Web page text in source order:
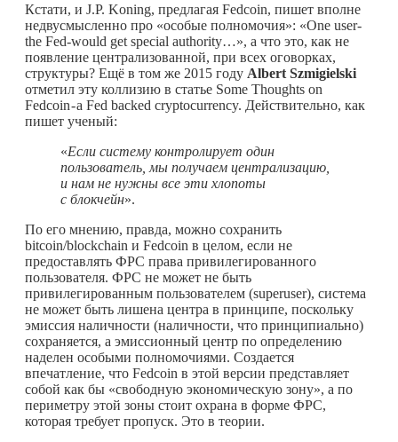
Кстати, и J.P. Koning, предлагая Fedcoin, пишет вполне
недвусмысленно про «особые полномочия»: «One user-
the Fed-would get special authority…», а что это, как не
появление централизованной, при всех оговорках,
структуры? Ещё в том же 2015 году Albert Szmigielski
отметил эту коллизию в статье Some Thoughts on
Fedcoin - a Fed backed cryptocurrency. Действительно, как
пишет ученый:
«Если систему контролирует один
пользователь, мы получаем централизацию,
и нам не нужны все эти хлопоты
с блокчейн».
По его мнению, правда, можно сохранить
bitcoin/blockchain и Fedcoin в целом, если не
предоставлять ФРС права привилегированного
пользователя. ФРС не может не быть
привилегированным пользователем (superuser), система
не может быть лишена центра в принципе, поскольку
эмиссия наличности (наличности, что принципиально)
сохраняется, а эмиссионный центр по определению
наделен особыми полномочиями. Создается
впечатление, что Fedcoin в этой версии представляет
собой как бы «свободную экономическую зону», а по
периметру этой зоны стоит охрана в форме ФРС,
которая требует пропуск. Это в теории.